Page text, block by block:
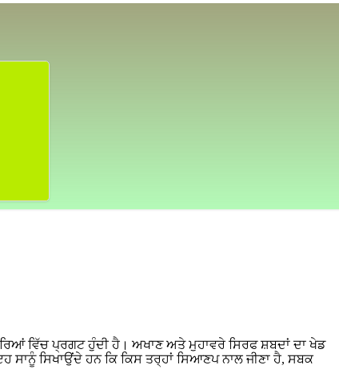
ਵਿੱਚ ਪ੍ਰਗਟ ਹੁੰਦੀ ਹੈ। ਅਖਾਣ ਅਤੇ ਮੁਹਾਵਰੇ ਸਿਰਫ ਸ਼ਬਦਾਂ ਦਾ ਖੇਡ
ਸਿਖਾਉਂਦੇ ਹਨ ਕਿ ਕਿਸ ਤਰ੍ਹਾਂ ਸਿਆਣਪ ਨਾਲ ਜੀਣਾ ਹੈ, ਸਬਕ